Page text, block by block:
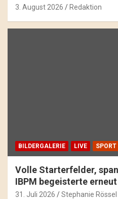
3. August 2026 Redaktion
BILDERGALERIE LIVE SPORT
Volle Starterfelder,
IBPM begeisterte
31. Juli 2026 Stephanie Rössel